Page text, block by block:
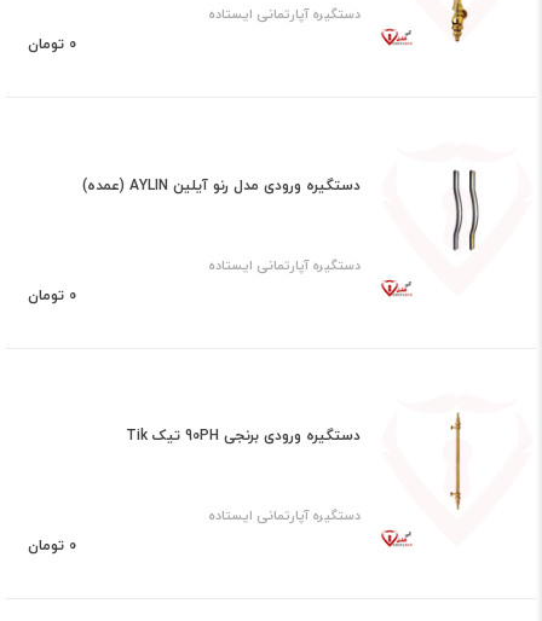
دستگیره آپارتمانی ایستاده
0 تومان
دستگیره ورودی مدل رنو آیلین AYLIN (عمده)
دستگیره آپارتمانی ایستاده
0 تومان
دستگیره ورودی برنجی 90PH تیک Tik
دستگیره آپارتمانی ایستاده
0 تومان